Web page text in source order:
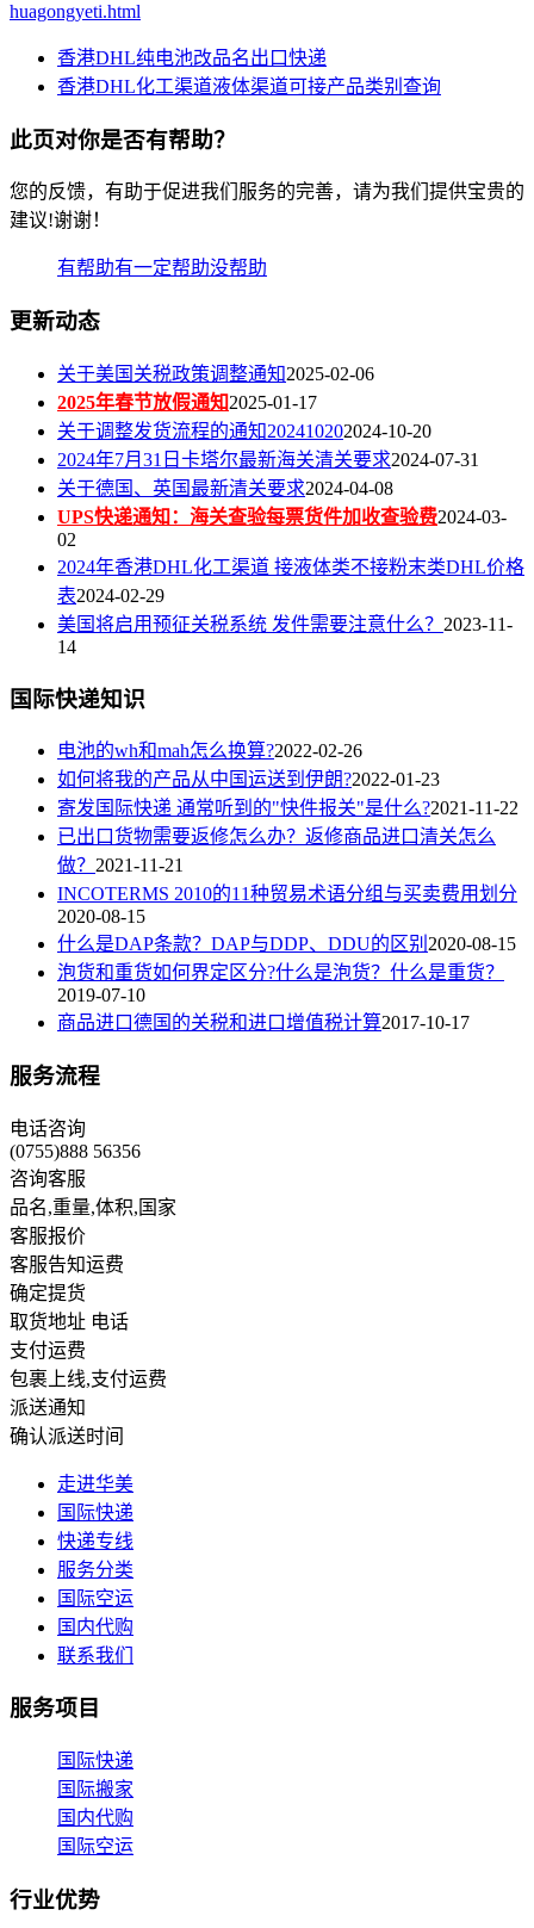
huagongyeti.html
香港DHL纯电池改品名出口快递
香港DHL化工渠道液体渠道可接产品类别查询
此页对你是否有帮助？
您的反馈，有助于促进我们服务的完善，请为我们提供宝贵的
建议!谢谢！
有帮助有一定帮助没帮助
更新动态
关于美国关税政策调整通知2025-02-06
2025年春节放假通知2025-01-17
关于调整发货流程的通知202410202024-10-20
2024年7月31日卡塔尔最新海关清关要求2024-07-31
关于德国、英国最新清关要求2024-04-08
UPS快递通知：海关查验每票货件加收查验费2024-03-
02
2024年香港DHL化工渠道 接液体类不接粉末类DHL价格
表2024-02-29
美国将启用预征关税系统 发件需要注意什么？ 2023-11-
14
国际快递知识
电池的wh和mah怎么换算?2022-02-26
如何将我的产品从中国运送到伊朗?2022-01-23
寄发国际快递 通常听到的"快件报关"是什么?2021-11-22
已出口货物需要返修怎么办？返修商品进口清关怎么
做？ 2021-11-21
INCOTERMS 2010的11种贸易术语分组与买卖费用划分
2020-08-15
什么是DAP条款？DAP与DDP、DDU的区别 2020-08-15
泡货和重货如何界定区分?什么是泡货？什么是重货？
2019-07-10
商品进口德国的关税和进口增值税计算2017-10-17
服务流程
电话咨询
(0755)888 56356
咨询客服
品名,重量,体积,国家
客服报价
客服告知运费
确定提货
取货地址 电话
支付运费
包裹上线,支付运费
派送通知
确认派送时间
走进华美
国际快递
快递专线
服务分类
国际空运
国内代购
联系我们
服务项目
国际快递
国际搬家
国内代购
国际空运
行业优势